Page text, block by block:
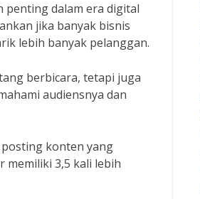
penting dalam era digital
jika banyak bisnis
lebih banyak pelanggan.
berbicara, tetapi juga
audiensnya dan
konten yang
memiliki 3,5 kali lebih